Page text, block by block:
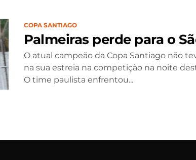
COPA SANTIAGO
Palmeiras perde para o
O atual campeão da Copa Santiago não
na sua estreia na competição na noite
O time paulista enfrentou...